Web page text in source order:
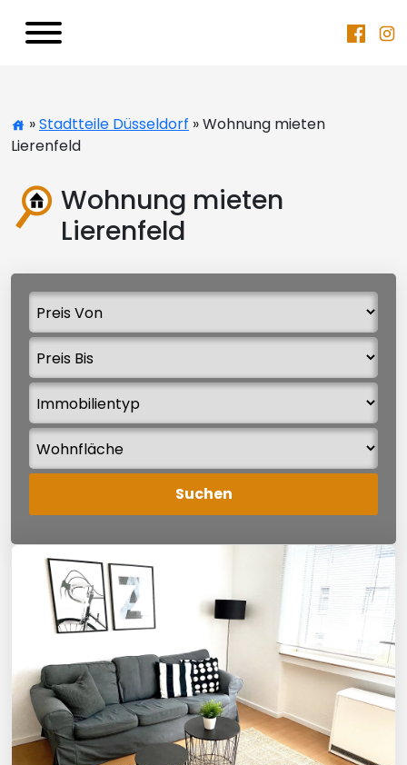
»Stadtteile Düsseldorf » Wohnung mieten
Lierenfeld
Wohnung mieten
Lierenfeld